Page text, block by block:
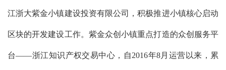
江浙大紫金小镇建设投资有限公司，积极推进小镇核心启动
区块的开发建设工作。紫金众创小镇重点打造的众创服务平
台——浙江知识产权交易中心，自2016年8月运营以来，累